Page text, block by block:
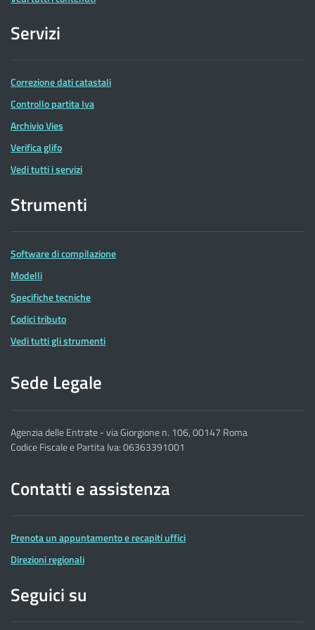
Servizi
Correzione dati catastali
Controllo partita Iva
Archivio Vies
Verifica glifo
Vedi tutti i servizi
Strumenti
Software di compilazione
Modelli
Specifiche tecniche
Codici tributo
Vedi tutti gli strumenti
Sede Legale
Agenzia delle Entrate - via Giorgione n. 106, 00147 Roma
Codice Fiscale e Partita Iva: 06363391001
Contatti e assistenza
Prenota un appuntamento e recapiti uffici
Direzioni regionali
Seguici su